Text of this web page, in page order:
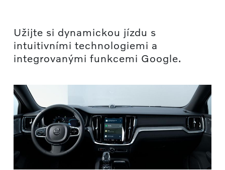
Užijte si dynamickou jízdu s
intuitivními technologiemi a
integrovanými funkcemi Google.